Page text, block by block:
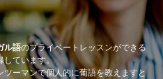
ル語のプライベートレッスンができる
しています。
ーマンで個人的に葡語を教えますと